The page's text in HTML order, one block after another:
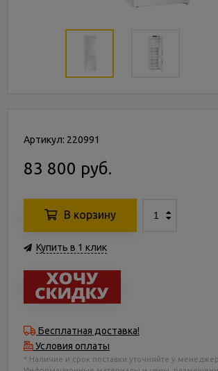
Артикул: 220991
83 800 руб.
В корзину
Купить в 1 клик
Бесплатная доставка!
Условия оплаты
* Наличие и срок поставки уточняйте у